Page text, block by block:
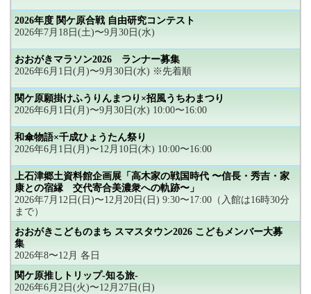
2026年度 関ケ原合戦 自由研究コンテスト
2026年7月18日(土)〜9月30日(水)
おおがきマラソン2026 ランナー募集
2026年6月1日(月)〜9月30日(水) ※先着順
関ケ原願掛けふうりんまつり×招風うちわまつり
2026年6月1日(月)〜9月30日(水) 10:00〜16:00
和傘物語×千成ひょうたん祭り
2026年6月1日(月)〜12月10日(木) 10:00〜16:00
上石津郷土資料館企画展「高木家の戦国時代 〜信長・秀吉・家
康との宿縁 交代寄合美濃衆への軌跡〜」
2026年7月12日(日)〜12月20日(日) 9:30〜17:00（入館は16時30分
まで）
おおがきこどものまち スマスタウン2026 こどもメンバー大募
集
2026年8〜12月 各日
関ケ原推しトリップ-知る旅-
2026年6月2日(火)〜12月27日(日)